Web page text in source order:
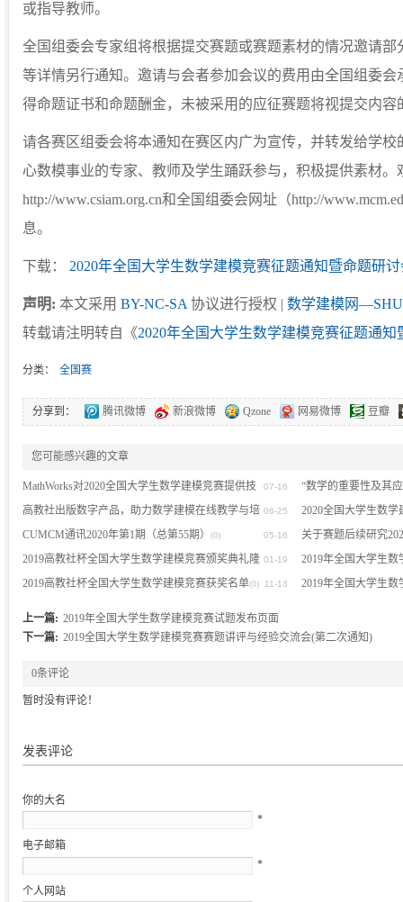
或指导教师。
全国组委会专家组将根据提交赛题或赛题素材的情况邀请
等详情另行通知。邀请与会者参加会议的费用由全国组委
得命题证书和命题酬金，未被采用的应征赛题将视提交内
请各赛区组委会将本通知在赛区内广为宣传，并转发给学
心数模事业的专家、教师及学生踊跃参与，积极提供素材。
http://www.csiam.org.cn和全国组委会网址（http://
息。
下载： 2020年全国大学生数学建模竞赛征题通知暨命题研
声明: 本文采用 BY-NC-SA 协议进行授权 | 数学建模网
转载请注明转自《2020年全国大学生数学建模竞赛征题通
分类： 全国赛
分享到： 腾讯微博 新浪微博 Qzone 网易微博 豆瓣
您可能感兴趣的文章
07-16
MathWorks对2020全国大学生数学建模竞赛提供技
术支持的公告(0)
“数学的重要性及其
06-25
高教社出版数字产品，助力数学建模在线教学与培
训(0)
2020全国大学生数
05-16
CUMCM通讯2020年第1期（总第55期） (0) 关于赛题后续研究
(0)
01-19
2019高教社杯全国大学生数学建模竞赛颁奖典礼隆
重举行(0)
2019年全国大学生
流会在珠海成功举行
11-13
2019高教社杯全国大学生数学建模竞赛获奖名单(0) 2019年全国大学生
上一篇: 2019年全国大学生数学建模竞赛试题发布页面
下一篇: 2019全国大学生数学建模竞赛赛题讲评与经验交流会(第二次通知)
0条评论
暂时没有评论！
发表评论
你的大名
*
电子邮箱
*
个人网站